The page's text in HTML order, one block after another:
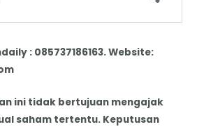
: 085737186163. Website:
ini tidak bertujuan mengajak
saham tertentu. Keputusan